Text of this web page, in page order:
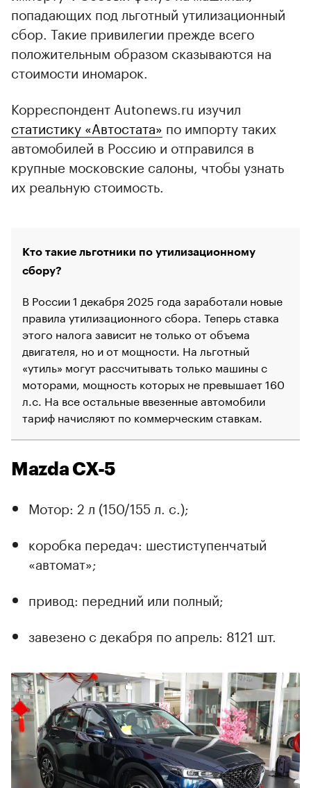
попадающих под льготный утилизационный
сбор. Такие привилегии прежде всего
положительным образом сказываются на
стоимости иномарок.
Корреспондент Autonews.ru изучил
статистику «Автостата» по импорту таких
автомобилей в Россию и отправился в
крупные московские салоны, чтобы узнать
их реальную стоимость.
00:00 / 00:00
Кто такие льготники по утилизационному
сбору?
В России 1 декабря 2025 года заработали новые
правила утилизационного сбора. Теперь ставка
этого налога зависит не только от объема
двигателя, но и от мощности. На льготный
«утиль» могут рассчитывать только машины с
моторами, мощность которых не превышает 160
л.с. На все остальные ввезенные автомобили
тариф начисляют по коммерческим ставкам.
Mazda CX-5
Мотор: 2 л (150/155 л. с.);
коробка передач: шестиступенчатый
«автомат»;
привод: передний или полный;
завезено с декабря по апрель: 8121 шт.